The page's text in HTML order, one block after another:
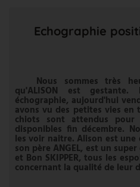
Echographie
Nous sommes très
qu'ALISON est
échographie, aujourd'hui
avons vu des petites vies en
chiots sont attendus
disponibles fin décembre.
les voir naitre. Alison est
son père ANGEL, est un
et Bon SKIPPER, tous les
concernant la qualité de leur